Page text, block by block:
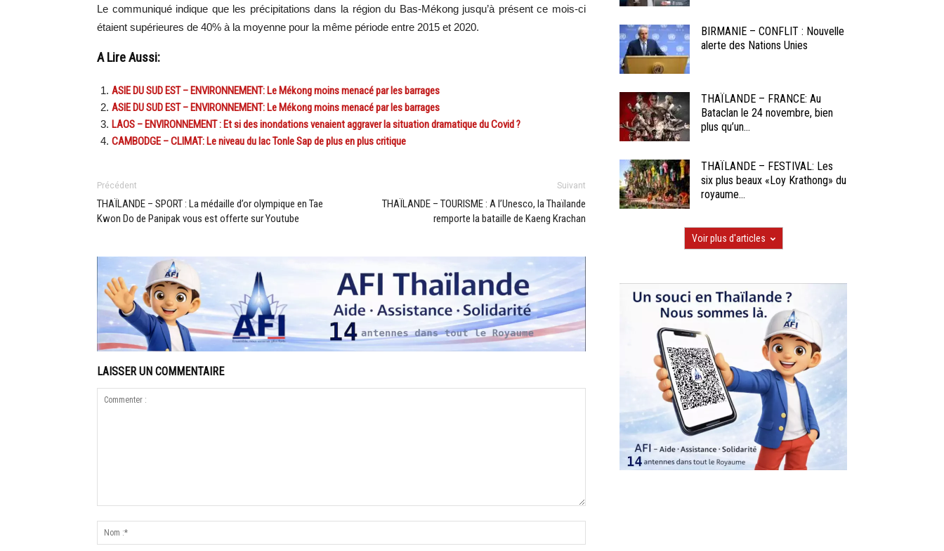
Le communiqué indique que les précipitations dans la région du Bas-Mékong jusqu’à présent ce mois-ci
étaient supérieures de 40% à la moyenne pour la même période entre 2015 et 2020.
A Lire Aussi:
ASIE DU SUD EST – ENVIRONNEMENT: Le Mékong moins menacé par les barrages
ASIE DU SUD EST – ENVIRONNEMENT: Le Mékong moins menacé par les barrages
LAOS – ENVIRONNEMENT : Et si des inondations venaient aggraver la situation dramatique du Covid ?
CAMBODGE – CLIMAT: Le niveau du lac Tonle Sap de plus en plus critique
Précédent
THAÏLANDE – SPORT : La médaille d’or olympique en Tae
Kwon Do de Panipak vous est offerte sur Youtube
Suivant
THAÏLANDE – TOURISME : A l’Unesco, la Thaïlande
remporte la bataille de Kaeng Krachan
LAISSER UN COMMENTAIRE
BIRMANIE – CONFLIT : Nouvelle
alerte des Nations Unies
THAÏLANDE – FRANCE: Au
Bataclan le 24 novembre, bien
plus qu’un...
THAÏLANDE – FESTIVAL: Les
six plus beaux «Loy Krathong» du
royaume...
Voir plus d'articles